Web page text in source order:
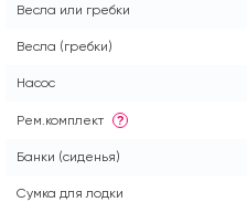
Весла или гребки
Весла (гребки)
Насос
Рем.комплект ?
Банки (сиденья)
Сумка для лодки